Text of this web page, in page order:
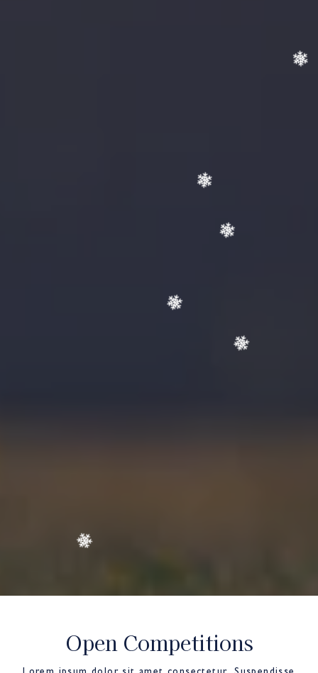
Open Competitions